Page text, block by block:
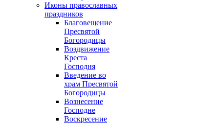
Иконы православных
праздников
Благовещение
Пресвятой
Богородицы
Воздвижение
Креста
Господня
Введение во
храм Пресвятой
Богородицы
Вознесение
Господне
Воскресение